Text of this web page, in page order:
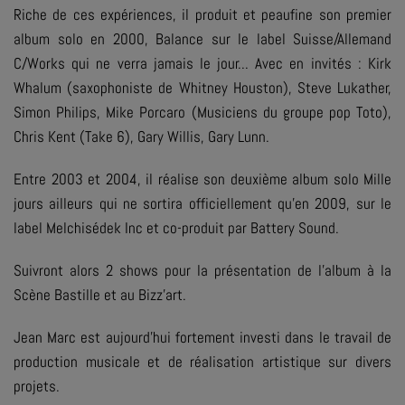
Riche de ces expériences, il produit et peaufine son premier
album solo en 2000, Balance sur le label Suisse/Allemand
C/Works qui ne verra jamais le jour... Avec en invités : Kirk
Whalum (saxophoniste de Whitney Houston), Steve Lukather,
Simon Philips, Mike Porcaro (Musiciens du groupe pop Toto),
Chris Kent (Take 6), Gary Willis, Gary Lunn.
Entre 2003 et 2004, il réalise son deuxième album solo Mille
jours ailleurs qui ne sortira officiellement qu'en 2009, sur le
label Melchisédek Inc et co-produit par Battery Sound.
Suivront alors 2 shows pour la présentation de l'album à la
Scène Bastille et au Bizz'art.
Jean Marc est aujourd'hui fortement investi dans le travail de
production musicale et de réalisation artistique sur divers
projets.